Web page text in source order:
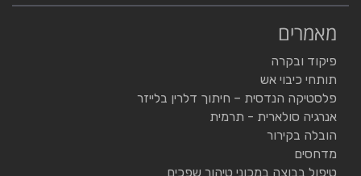
מאמרים
פיקוד ובקרה
תותחי כיבוי אש
פלסטיקה הנדסית – חיתוך דלרין בלייזר
אנרגיה סולארית - תרמית
הובלה בקירור
מדחסים
טיפול בבוצה במכוני טיהור שפכים